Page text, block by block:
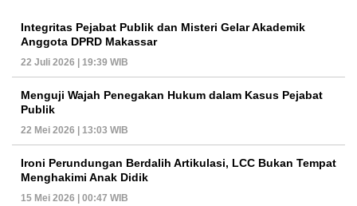
Integritas Pejabat Publik dan Misteri Gelar Akademik
Anggota DPRD Makassar
22 Juli 2026 | 19:39 WIB
Menguji Wajah Penegakan Hukum dalam Kasus Pejabat
Publik
22 Mei 2026 | 13:03 WIB
Ironi Perundungan Berdalih Artikulasi, LCC Bukan Tempat
Menghakimi Anak Didik
15 Mei 2026 | 00:47 WIB